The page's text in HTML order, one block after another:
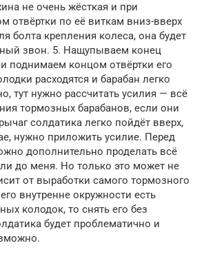
не очень жёсткая и при
отвёртки по её виткам вниз-вверх
болта крепления колеса, она будет
звон. 5. Нащупываем конец
поднимаем концом отвёртки его
расходятся и барабан легко
тут нужно рассчитать усилия — всё
тормозных барабанов, если они
солдатика легко пойдёт вверх,
нужно приложить усилие. Перед
дополнительно проделать всё
до меня. Но только это может не
от выработки самого тормозного
внутренне окружности есть
колодок, то снять его без
будет проблематично и